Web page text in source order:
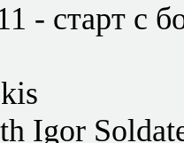
- старт с
Igor